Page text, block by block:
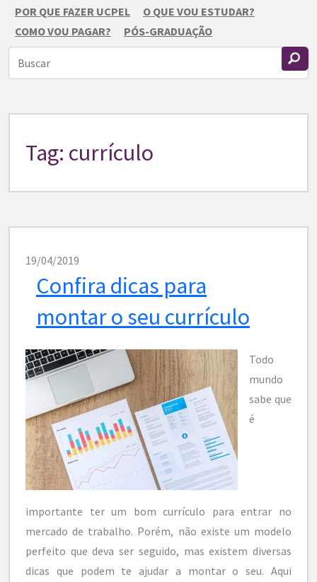
POR QUE FAZER UCPEL
O QUE VOU ESTUDAR?
COMO VOU PAGAR?
PÓS-GRADUAÇÃO
Tag: currículo
19/04/2019
Confira dicas para
montar o seu currículo
Todo
mundo
sabe que
é
importante ter um bom currículo para entrar no
mercado de trabalho. Porém, não existe um modelo
perfeito que deva ser seguido, mas existem diversas
dicas que podem te ajudar a montar o seu. Aqui